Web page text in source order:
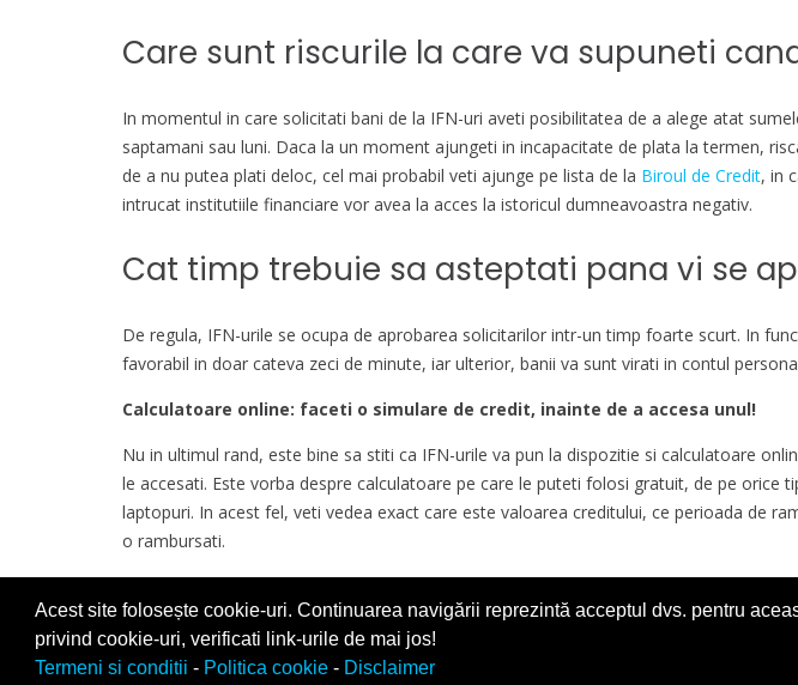
Acest site folosește cookie-uri. Continuarea navigării reprezintă acceptul dvs. pentru
privind cookie-uri, verificati link-urile de mai jos!
Termeni si conditii - Politica cookie- Disclaimer
Care sunt riscurile la care va supuneti
In momentul in care solicitati bani de la IFN-uri aveti posibilitatea de a alege atat
saptamani sau luni. Daca la un moment ajungeti in incapacitate de plata la termen,
de a nu putea plati deloc, cel mai probabil veti ajunge pe lista de la Biroul de Credit, in
intrucat institutiile financiare vor avea la acces la istoricul dumneavoastra negativ.
Cat timp trebuie sa asteptati pana vi se
De regula, IFN-urile se ocupa de aprobarea solicitarilor intr-un timp foarte scurt. In
favorabil in doar cateva zeci de minute, iar ulterior, banii va sunt virati in contul
Calculatoare online: faceti o simulare de credit, inainte de a accesa unul!
Nu in ultimul rand, este bine sa stiti ca IFN-urile va pun la dispozitie si calculatoare
le accesati. Este vorba despre calculatoare pe care le puteti folosi gratuit, de pe
laptopuri. In acest fel, veti vedea exact care este valoarea creditului, ce perioada de
o rambursati.
imprumutati cat mai eficient. Daca aveti posibilitatea, indicat este sa returnati banii
Copyright 2026CreditRapid.ro . All rights reserved.